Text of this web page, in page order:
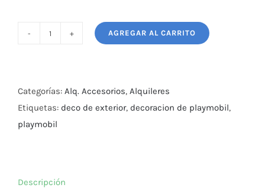
/
macetas
cantidad
AGREGAR AL CARRITO
Categorías: Alq. Accesorios, Alquileres
Etiquetas: deco de exterior, decoracion de playmobil,
playmobil
Descripción